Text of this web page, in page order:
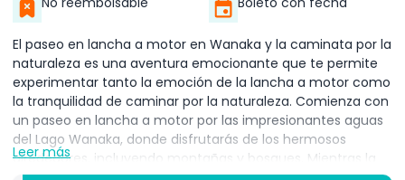
El paseo en lancha a motor en Wanaka y la caminata por la
naturaleza es una aventura emocionante que te permite
experimentar tanto la emoción de la lancha a motor como
la tranquilidad de caminar por la naturaleza. Comienza con
un paseo en lancha a motor por las impresionantes aguas
del Lago Wanaka, donde disfrutarás de los hermosos
alrededores, incluyendo montañas y bosques. Mientras la
Leer más